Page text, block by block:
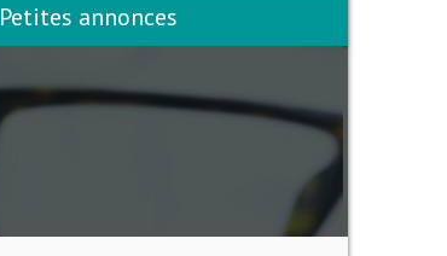
Petites annonces